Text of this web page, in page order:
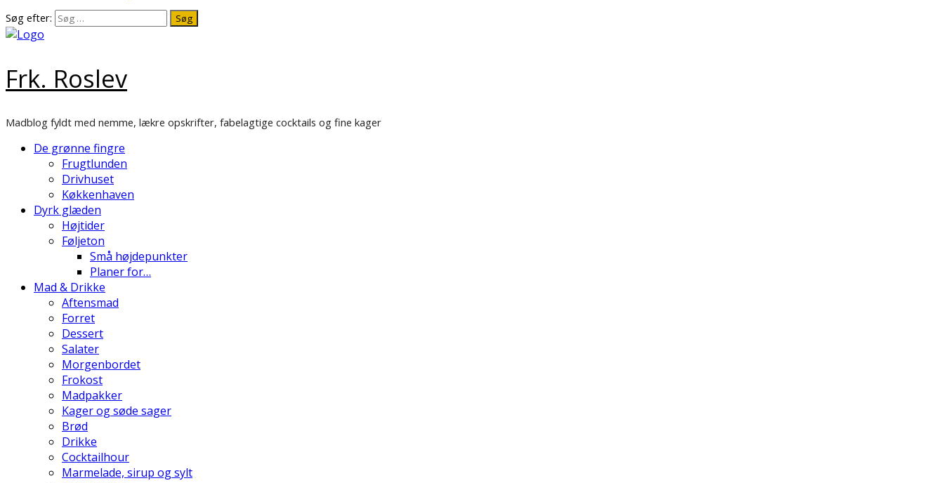
Søg efter:
Frk. Roslev
Madblog fyldt med nemme, lækre opskrifter, fabelagtige cocktails og fine kager
De grønne fingre
Frugtlunden
Drivhuset
Køkkenhaven
Dyrk glæden
Højtider
Føljeton
Små højdepunkter
Planer for…
Mad & Drikke
Aftensmad
Forret
Dessert
Salater
Morgenbordet
Frokost
Madpakker
Kager og søde sager
Brød
Drikke
Cocktailhour
Marmelade, sirup og sylt